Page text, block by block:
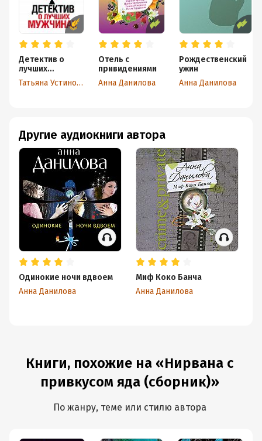
Детектив о
лучших
мужчинах
Татьяна Устинова
Отель с
привидениями
Анна Данилова
Рождественский
ужин
Анна Данилова
Другие аудиокниги автора
Одинокие ночи вдвоем
Анна Данилова
Миф Коко Банча
Анна Данилова
Книги, похожие на «Нирвана с
привкусом яда (сборник)»
По жанру, теме или стилю автора